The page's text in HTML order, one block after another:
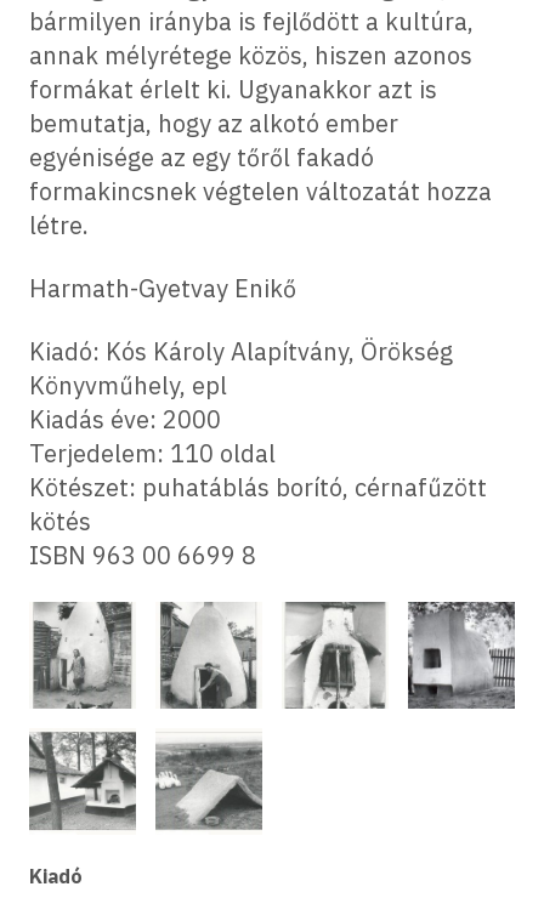
bármilyen irányba is fejlődött a kultúra,
annak mélyrétege közös, hiszen azonos
formákat érlelt ki. Ugyanakkor azt is
bemutatja, hogy az alkotó ember
egyénisége az egy tőről fakadó
formakincsnek végtelen változatát hozza
létre.
Harmath-Gyetvay Enikő
Kiadó: Kós Károly Alapítvány, Örökség
Könyvműhely, epl
Kiadás éve: 2000
Terjedelem: 110 oldal
Kötészet: puhatáblás borító, cérnafűzött
kötés
ISBN 963 00 6699 8
Kiadó